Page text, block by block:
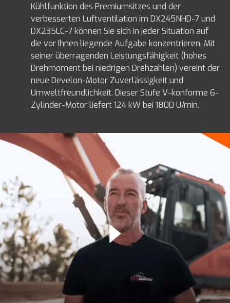
Kühlfunktion des Premiumsitzes und der
verbesserten Luftventilation im DX245NHD-7 und
DX235LC-7 können Sie sich in jeder Situation auf
die vor Ihnen liegende Aufgabe konzentrieren. Mit
seiner überragenden Leistungsfähigkeit (hohes
Drehmoment bei niedrigen Drehzahlen) vereint der
neue Develon-Motor Zuverlässigkeit und
Umweltfreundlichkeit. Dieser Stufe V-konforme 6-
Zylinder-Motor liefert 124 kW bei 1800 U/min.